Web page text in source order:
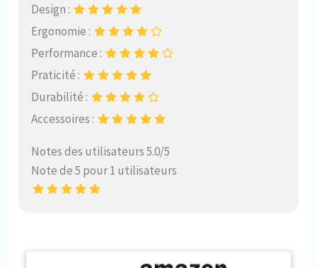
Design :
Ergonomie :
Performance :
Praticité :
Durabilité :
Accessoires :
Notes des utilisateurs 5.0/5
Note de 5 pour 1 utilisateurs